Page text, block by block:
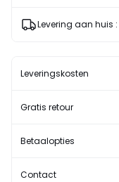
Levering aan huis :
Leveringskosten
Gratis retour
Betaalopties
Contact